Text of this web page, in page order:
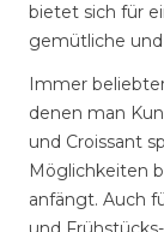
bietet sich für
gemütliche
Immer
denen man
und Croissant
Möglichkeiten
anfängt. Auch